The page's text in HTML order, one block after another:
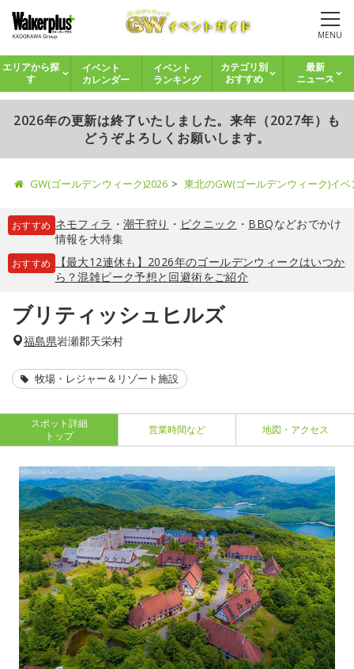
MENU
エリアから探
す
イベント
カレンダー
イベント
ランキング
カテゴリ別
おすすめ
最新
ニュース
2026年の更新は終了いたしました。来年（2027年）も
どうぞよろしくお願いします。
GW(ゴールデンウィーク)2026 東北のGW(ゴールデンウィーク)イ
おすすめ ネモフィラ ・ 潮干狩り ・ ピクニック ・ BBQなどおでかけ
情報を大特集
おすすめ
【最大12連休も】2026年のゴールデンウィークはいつか
ら？混雑ピーク予想と回避術をご紹介
ブリティッシュヒルズ
福島県岩瀬郡天栄村
牧場・レジャー＆リゾート施設
スポット詳細
トップ
営業時間など 地図・アクセス